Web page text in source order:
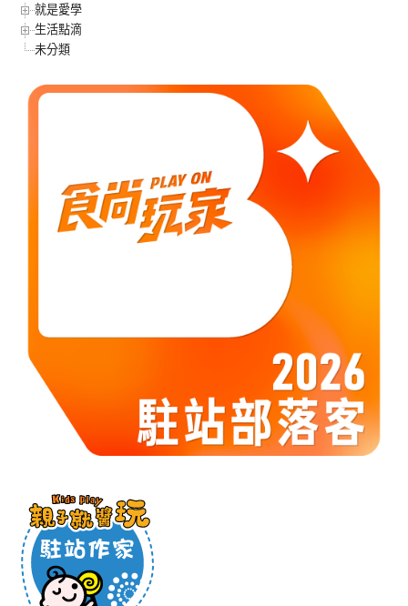
就是愛學
生活點滴
未分類